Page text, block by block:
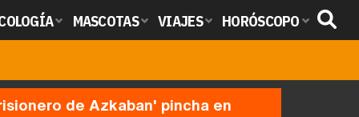
MASCOTAS VIAJES HORÓSCOPO
de Azkaban' pincha en